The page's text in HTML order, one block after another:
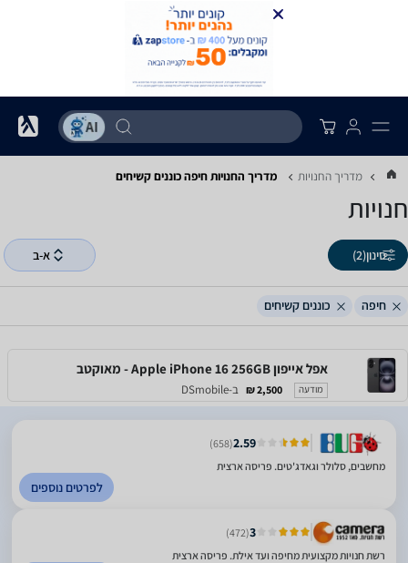
מדריך החנויות מדריך החנויות ‏חיפה ‏כוננים קשיחים
חנויות
סינון(2) א-ב
חיפה כוננים קשיחים
אפל אייפון Apple iPhone 16 256GB - מאוקטב
מודעה 2,500 ₪ ב-DSmobile
2.59
(658)
מחשבים, סלולר וגאדג'טים. פריסה ארצית
לפרטים נוספים
3
(472)
רשת חנויות מקצועית מחיפה ועד אילת. פריסה ארצית